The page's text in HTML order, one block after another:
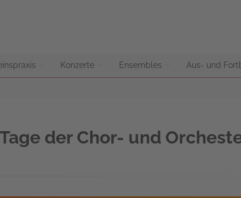
Konzerte Ensembles Aus- und
der Chor- und